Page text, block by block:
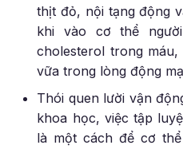
thịt đỏ, nội tạng động
khi vào cơ thể
cholesterol trong
vữa trong lòng động
Thói quen lười vận
khoa học, việc tập
là một cách để cơ